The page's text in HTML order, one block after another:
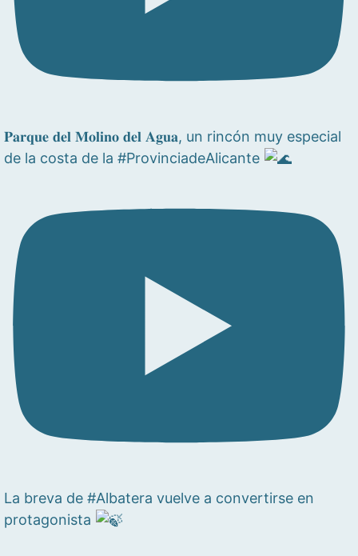
𝐏𝐚𝐫𝐪𝐮𝐞 𝐝𝐞𝐥 𝐌𝐨𝐥𝐢𝐧𝐨 𝐝𝐞𝐥 𝐀𝐠𝐮𝐚, un rincón muy especial
de la costa de la #ProvinciadeAlicante
La breva de #Albatera vuelve a convertirse en
protagonista